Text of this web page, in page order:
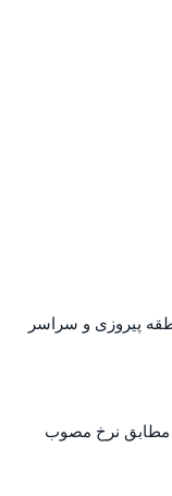
پیروزی و سراسر
مطابق نرخ مصوب